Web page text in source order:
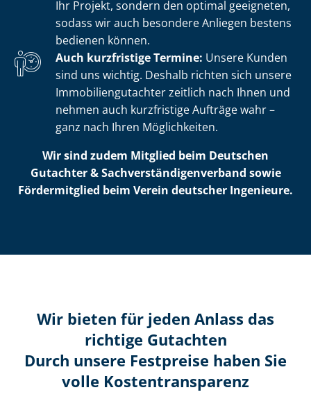
Ihr Projekt, sondern den optimal geeigneten,
sodass wir auch besondere Anliegen bestens
bedienen können.
Auch kurzfristige Termine: Unsere Kunden
sind uns wichtig. Deshalb richten sich unsere
Im­mo­bi­li­en­gut­ach­ter zeitlich nach Ihnen und
nehmen auch kurzfristige Aufträge wahr –
ganz nach Ihren Möglichkeiten.
Wir sind zudem Mitglied beim Deutschen
Gutachter & Sach­ver­stän­di­gen­ver­band sowie
Fördermitglied beim Verein deutscher Ingenieure.
Wir bieten für jeden Anlass das
richtige Gutachten
Durch unsere Festpreise haben Sie
volle Kosten­transparenz